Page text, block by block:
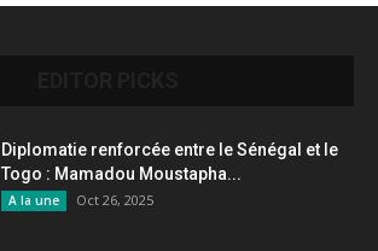
Diplomatie renforcée entre le Sénégal et le
Togo : Mamadou Moustapha...
A la une Oct 26, 2025